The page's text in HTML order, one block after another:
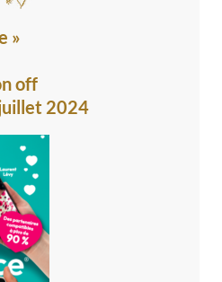
»
off
2024